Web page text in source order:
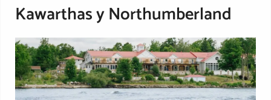
Kawarthas y Northumberland